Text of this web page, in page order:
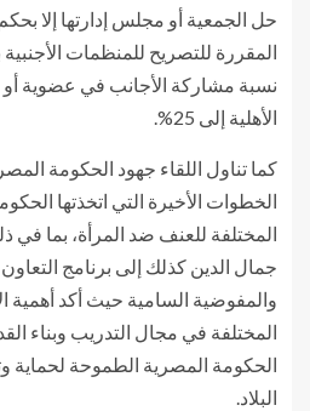
حل الجمعية أو مجلس إدارتها إلا
المقررة للتصريح للمنظمات الأجنبية
نسبة مشاركة الأجانب في عضوية
الأهلية إلى 25%.
كما تناول اللقاء جهود الحكومة
الخطوات الأخيرة التي اتخذتها
المختلفة للعنف ضد المرأة، بما في
جمال الدين كذلك إلى برنامج
والمفوضية السامية حيث أكد أهمية
المختلفة في مجال التدريب وبناء
الحكومة المصرية الطموحة لحماية
البلاد.